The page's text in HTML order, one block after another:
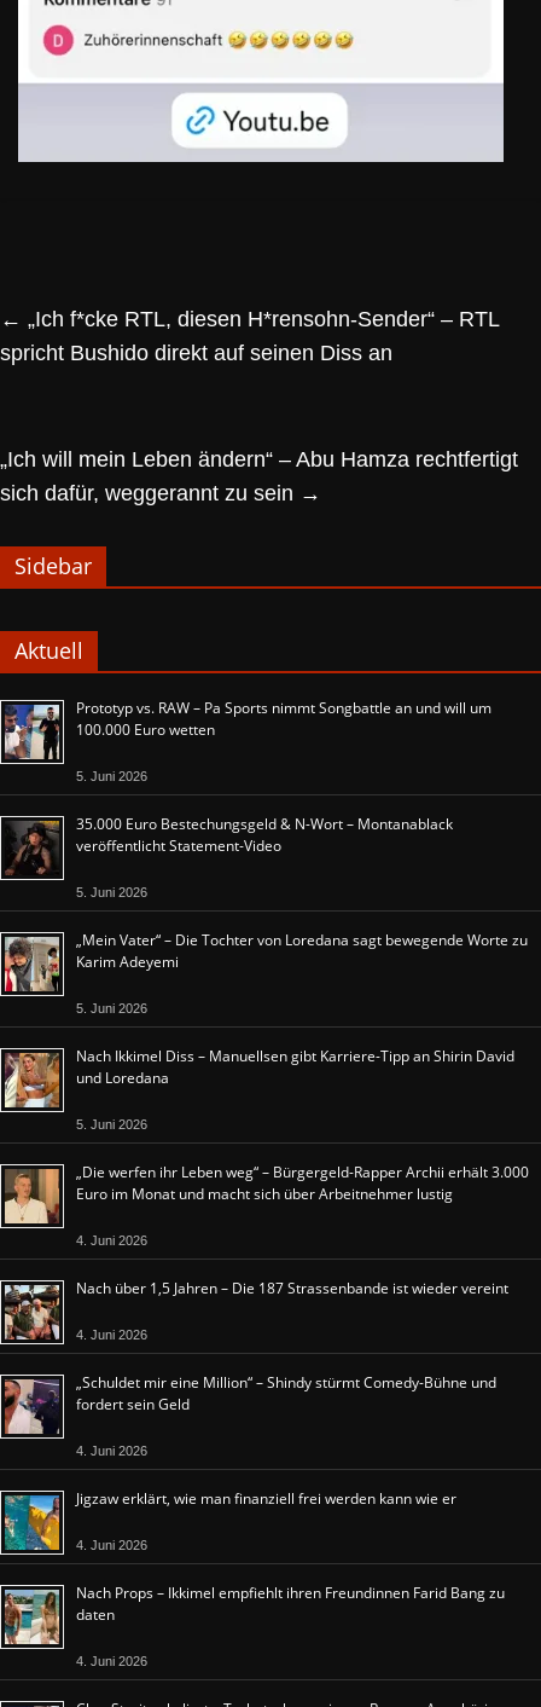
← „Ich f*cke RTL, diesen H*rensohn-Sender“ – RTL
spricht Bushido direkt auf seinen Diss an
„Ich will mein Leben ändern“ – Abu Hamza rechtfertigt
sich dafür, weggerannt zu sein →
Sidebar
Aktuell
Prototyp vs. RAW – Pa Sports nimmt Songbattle an und will um
100.000 Euro wetten
5. Juni 2026
35.000 Euro Bestechungsgeld & N-Wort – Montanablack
veröffentlicht Statement-Video
5. Juni 2026
„Mein Vater“ – Die Tochter von Loredana sagt bewegende Worte zu
Karim Adeyemi
5. Juni 2026
Nach Ikkimel Diss – Manuellsen gibt Karriere-Tipp an Shirin David
und Loredana
5. Juni 2026
„Die werfen ihr Leben weg“ – Bürgergeld-Rapper Archii erhält 3.000
Euro im Monat und macht sich über Arbeitnehmer lustig
4. Juni 2026
Nach über 1,5 Jahren – Die 187 Strassenbande ist wieder vereint
4. Juni 2026
„Schuldet mir eine Million“ – Shindy stürmt Comedy-Bühne und
fordert sein Geld
4. Juni 2026
Jigzaw erklärt, wie man finanziell frei werden kann wie er
4. Juni 2026
Nach Props – Ikkimel empfiehlt ihren Freundinnen Farid Bang zu
daten
4. Juni 2026